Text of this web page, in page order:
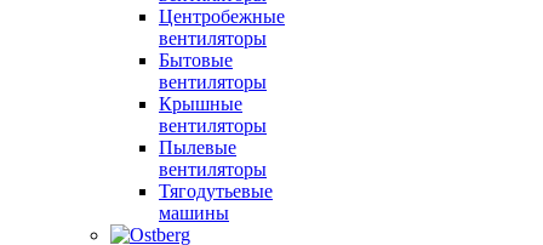
Центробежные
вентиляторы
Бытовые
вентиляторы
Крышные
вентиляторы
Пылевые
вентиляторы
Тягодутьевые
машины